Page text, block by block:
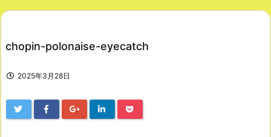
chopin-polonaise-eyecatch
2025年3月28日